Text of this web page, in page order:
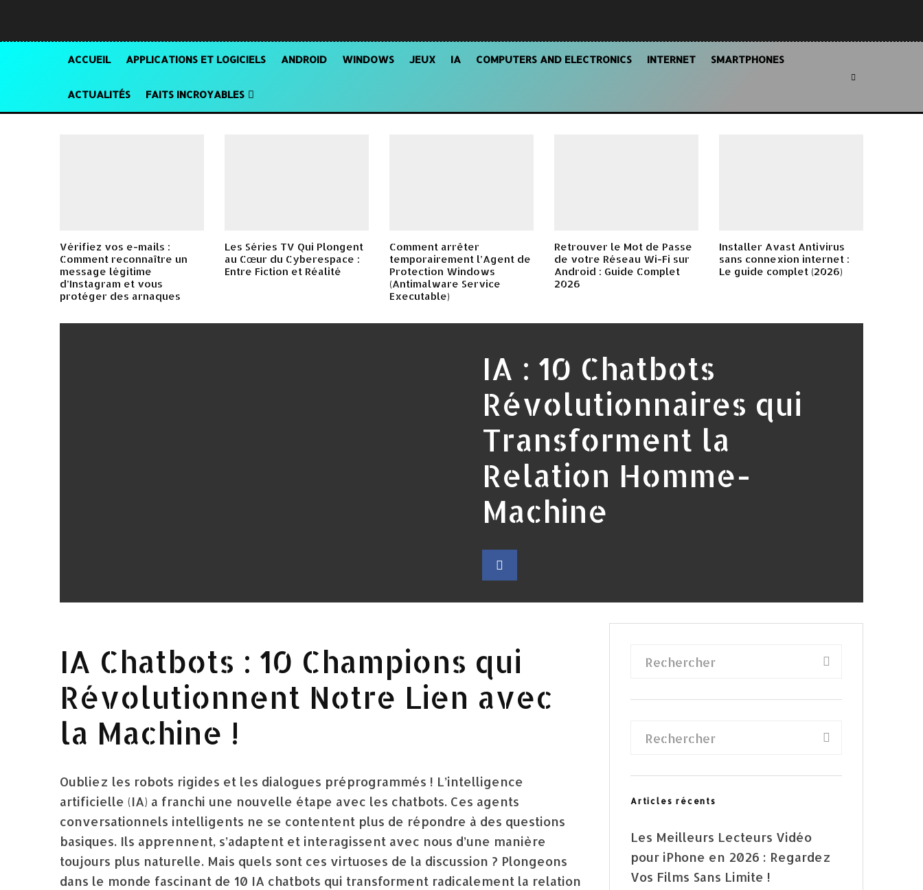
ACCUEIL APPLICATIONS ET LOGICIELS ANDROID WINDOWS JEUX IA COMPUTERS AND ELECTRONICS INTERNET SMARTPHONES
ACTUALITÉS FAITS INCROYABLES
Vérifiez vos e-mails :
Comment reconnaître un
message légitime
d’Instagram et vous
protéger des arnaques
Les Séries TV Qui Plongent
au Cœur du Cyberespace :
Entre Fiction et Réalité
Comment arrêter
temporairement l’Agent de
Protection Windows
(Antimalware Service
Executable)
Retrouver le Mot de Passe
de votre Réseau Wi-Fi sur
Android : Guide Complet
2026
Installer Avast Antivirus
sans connexion internet :
Le guide complet (2026)
IA : 10 Chatbots
Révolutionnaires qui
Transforment la
Relation Homme-
Machine
IA Chatbots : 10 Champions qui
Révolutionnent Notre Lien avec
la Machine !
Oubliez les robots rigides et les dialogues préprogrammés ! L’intelligence
artificielle (IA) a franchi une nouvelle étape avec les chatbots. Ces agents
conversationnels intelligents ne se contentent plus de répondre à des questions
basiques. Ils apprennent, s’adaptent et interagissent avec nous d’une manière
toujours plus naturelle. Mais quels sont ces virtuoses de la discussion ? Plongeons
dans le monde fascinant de 10 IA chatbots qui transforment radicalement la relation
Articles récents
Les Meilleurs Lecteurs Vidéo
pour iPhone en 2026 : Regardez
Vos Films Sans Limite !